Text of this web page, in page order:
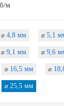
м
⌀4,8 мм ⌀5,1
⌀9,1 мм ⌀9,6
⌀16,5 мм ⌀
⌀25,5 мм